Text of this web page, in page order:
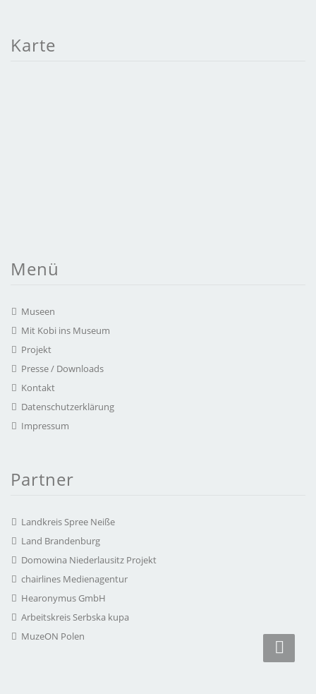
Karte
Menü
Museen
Mit Kobi ins Museum
Projekt
Presse / Downloads
Kontakt
Datenschutzerklärung
Impressum
Partner
Landkreis Spree Neiße
Land Brandenburg
Domowina Niederlausitz Projekt
chairlines Medienagentur
Hearonymus GmbH
Arbeitskreis Serbska kupa
MuzeON Polen